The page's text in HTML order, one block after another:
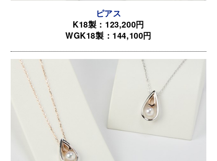
ピアス
K18製：123,200円
WGK18製：144,100円